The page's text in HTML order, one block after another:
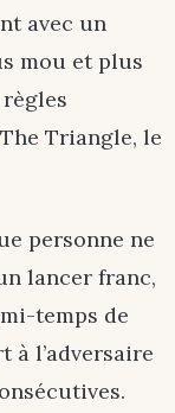
avec un
mou et plus
Triangle, le
personne ne
lancer franc,
temps de
à l’adversaire